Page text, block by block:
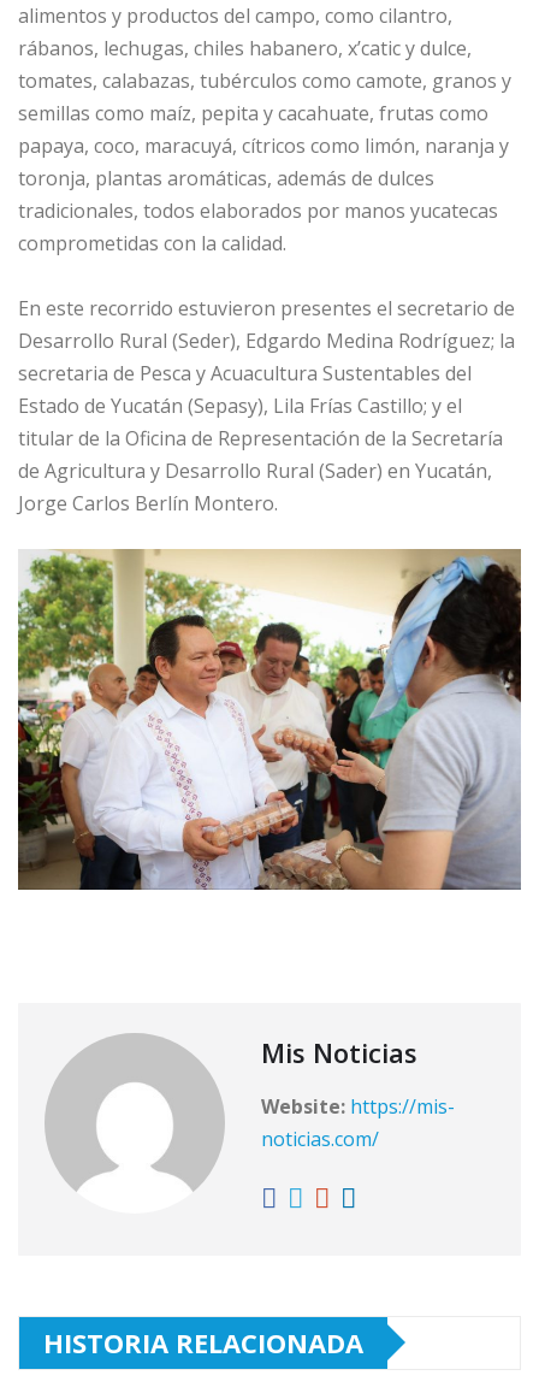
alimentos y productos del campo, como cilantro,
rábanos, lechugas, chiles habanero, x’catic y dulce,
tomates, calabazas, tubérculos como camote, granos y
semillas como maíz, pepita y cacahuate, frutas como
papaya, coco, maracuyá, cítricos como limón, naranja y
toronja, plantas aromáticas, además de dulces
tradicionales, todos elaborados por manos yucatecas
comprometidas con la calidad.
En este recorrido estuvieron presentes el secretario de
Desarrollo Rural (Seder), Edgardo Medina Rodríguez; la
secretaria de Pesca y Acuacultura Sustentables del
Estado de Yucatán (Sepasy), Lila Frías Castillo; y el
titular de la Oficina de Representación de la Secretaría
de Agricultura y Desarrollo Rural (Sader) en Yucatán,
Jorge Carlos Berlín Montero.
Mis Noticias
Website: https://mis-
noticias.com/
HISTORIA RELACIONADA